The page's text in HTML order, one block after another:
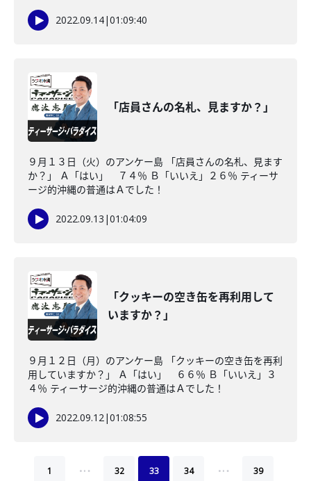
2022.09.14|01:09:40
「店員さんの名札、見ますか？」
９月１３日（火）のアンケー島 「店員さんの名札、見ます
か？」 Ａ「はい」 ７４％ Ｂ「いいえ」２６％ ティーサ
ージ的沖縄の普通はＡでした！
2022.09.13 |01:04:09
「クッキーの空き缶を再利用して
いますか？」
９月１２日（月）のアンケー島 「クッキーの空き缶を再利
用していますか？」 Ａ「はい」 ６６％ Ｂ「いいえ」３
４％ ティーサージ的沖縄の普通はＡでした！
2022.09.12|01:08:55
1 … 32 33 34 … 39